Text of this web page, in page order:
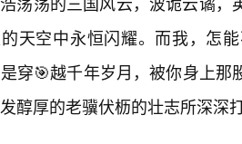
天空中永恒闪耀。而我，怎
穿🎯越千年岁月，被你身上
醇厚的老骥伏枥的壮志所深深